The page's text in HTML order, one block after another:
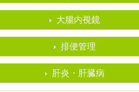
大腸内視鏡
排便管理
肝炎・肝臓病